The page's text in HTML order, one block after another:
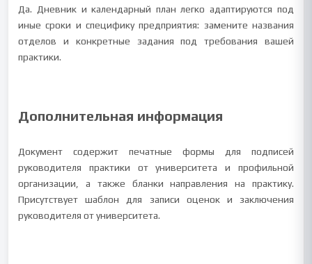
Да. Дневник и календарный план легко адаптируются под
иные сроки и специфику предприятия: замените названия
отделов и конкретные задания под требования вашей
практики.
Дополнительная информация
Документ содержит печатные формы для подписей
руководителя практики от университета и профильной
организации, а также бланки направления на практику.
Присутствует шаблон для записи оценок и заключения
руководителя от университета.